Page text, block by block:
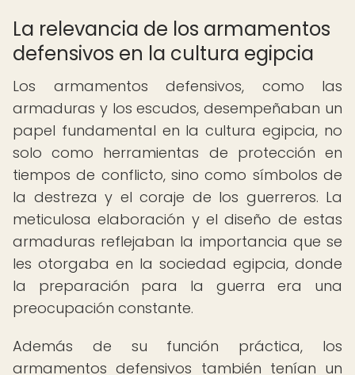
La relevancia de los armamentos
defensivos en la cultura egipcia
Los armamentos defensivos, como las
armaduras y los escudos, desempeñaban un
papel fundamental en la cultura egipcia, no
solo como herramientas de protección en
tiempos de conflicto, sino como símbolos de
la destreza y el coraje de los guerreros. La
meticulosa elaboración y el diseño de estas
armaduras reflejaban la importancia que se
les otorgaba en la sociedad egipcia, donde
la preparación para la guerra era una
preocupación constante.
Además de su función práctica, los
armamentos defensivos también tenían un